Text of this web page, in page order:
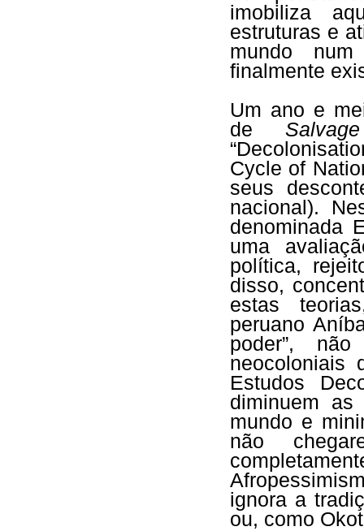
imobiliza
estruturas e
mundo
finalmente
Um ano e
deSalvage
Cycle of
seus
nacional).
denominada
uma
política,
disso,
estas
peruano
poder”,
Estudos
diminuem
mundo e
não
ignora a
ou, como